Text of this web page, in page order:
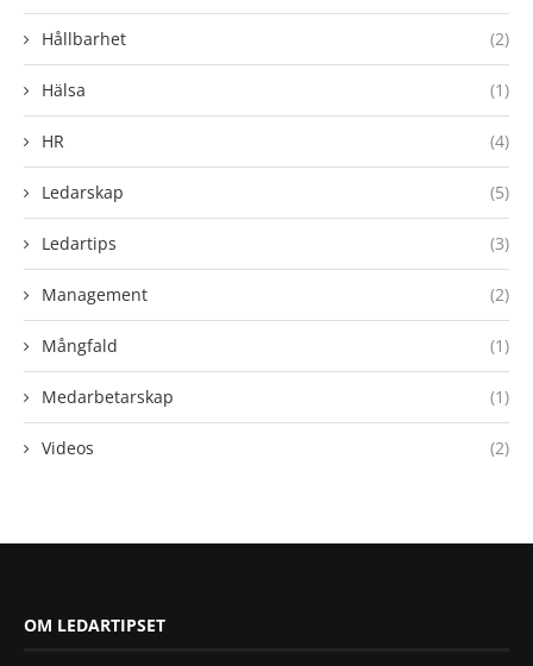
Hållbarhet (2)
Hälsa (1)
HR (4)
Ledarskap (5)
Ledartips (3)
Management (2)
Mångfald (1)
Medarbetarskap (1)
Videos (2)
OM LEDARTIPSET